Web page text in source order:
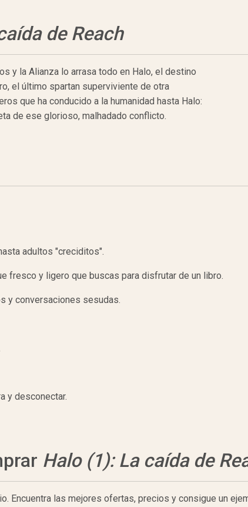
de Reach
y la Alianza lo arrasa todo en Halo, el destino
el último spartan superviviente de otra
que ha conducido a la humanidad hasta Halo:
de ese glorioso, malhadado conflicto.
adultos "creciditos".
fresco y ligero que buscas para disfrutar de un libro.
y conversaciones sesudas.
y desconectar.
Halo (1): La caída de
Encuentra las mejores ofertas, precios y consigue un